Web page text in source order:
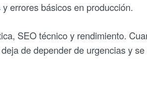
errores básicos en producción.
SEO técnico y rendimiento.
de depender de urgencias y se